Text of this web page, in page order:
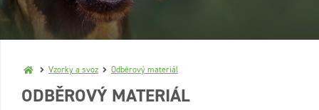
Vzorky a svoz Odběrový materiál
ODBĚROVÝ MATERIÁL